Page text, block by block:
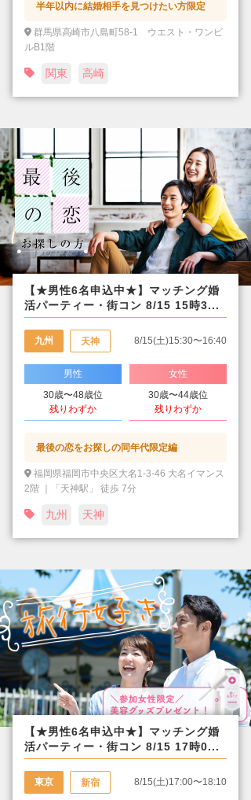
半年以内に結婚相手を見つけたい方限定
群馬県高崎市八島町58-1 ウエスト・ワンビ
ルB1階
関東 高崎
【★男性6名申込中★】マッチング婚
活パーティー・街コン 8/15 15時3...
九州 天神 8/15(土)15:30〜16:40
男性
30歳〜48歳位
残りわずか
女性
30歳〜44歳位
残りわずか
最後の恋をお探しの同年代限定編
福岡県福岡市中央区大名1-3-46 大名イマンス
2階 ｜「天神駅」 徒歩 7分
九州 天神
【★男性6名申込中★】マッチング婚
活パーティー・街コン 8/15 17時0...
東京 新宿 8/15(土)17:00〜18:10